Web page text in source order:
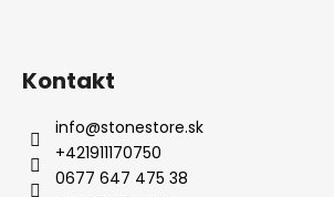
Kontakt
info@stonestore.sk
+421911170750
0677 647 475 38